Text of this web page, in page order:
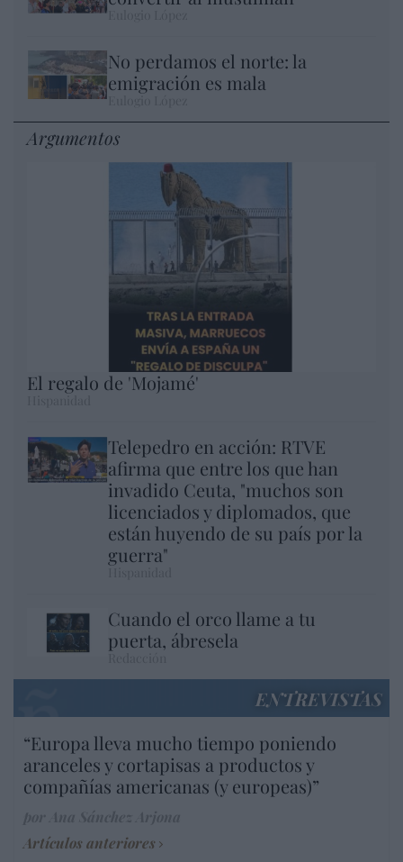
No perdamos el norte: la
emigración es mala
Argumentos
El regalo de 'Mojamé'
Telepedro en acción: RTVE
afirma que entre los que han
invadido Ceuta, "muchos son
licenciados y diplomados, que
están huyendo de su país por la
guerra"
Cuando el orco llame a tu
puerta, ábresela
ENTREVISTAS
“Europa lleva mucho tiempo poniendo
aranceles y cortapisas a productos y
compañías americanas (y europeas)”
Artículos anteriores